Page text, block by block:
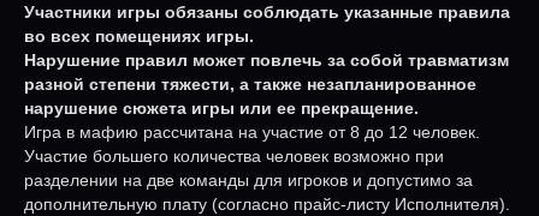
Участники игры обязаны соблюдать указанные правила
во всех помещениях игры.
Нарушение правил может повлечь за собой травматизм
разной степени тяжести, а также незапланированное
нарушение сюжета игры или ее прекращение.
Игра в мафию рассчитана на участие от 8 до 12 человек.
Участие большего количества человек возможно при
разделении на две команды для игроков и допустимо за
дополнительную плату (согласно прайс-листу Исполнителя).